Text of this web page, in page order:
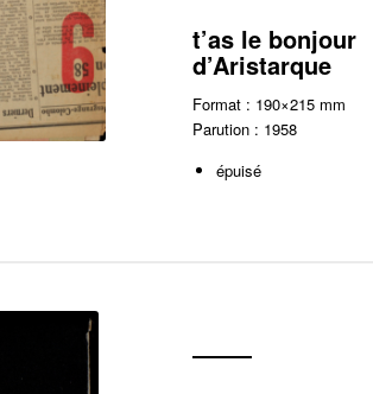
t’as le bonjour
d’Aristarque
Format : 190×215 mm
Parution : 1958
épuisé